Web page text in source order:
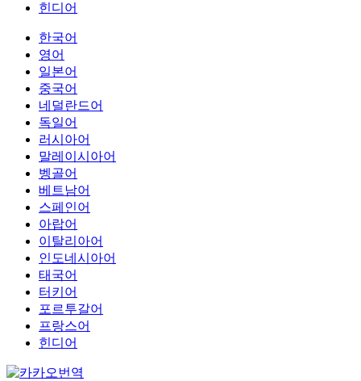
힌디어
한국어
영어
일본어
중국어
네덜란드어
독일어
러시아어
말레이시아어
벵골어
베트남어
스페인어
아랍어
이탈리아어
인도네시아어
태국어
터키어
포르투갈어
프랑스어
힌디어